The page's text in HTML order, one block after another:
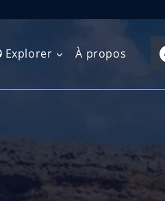
Explorer
de l’Ouest
Asie centrale
Sous-continent
À propos